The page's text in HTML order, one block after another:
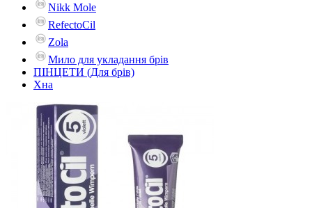
Nikk Mole
RefectoCil
Zola
Мило для укладання брів
ПІНЦЕТИ (Для брів)
Хна